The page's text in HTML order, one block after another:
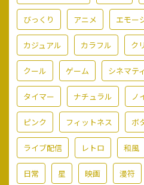
びっくり アニメ エモー
カジュアル カラフル ク
クール ゲーム シネマテ
タイマー ナチュラル ノ
ピンク フィットネス ボ
ライブ配信 レトロ 和風
日常 星 映画 漫符